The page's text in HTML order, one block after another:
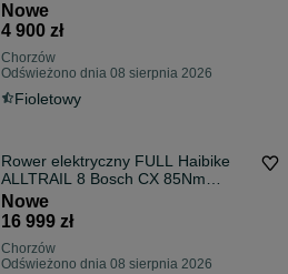
Nowe
4 900 zł
Chorzów
Odświeżono dnia 08 sierpnia 2026
Fioletowy
Rower elektryczny FULL Haibike
ALLTRAIL 8 Bosch CX 85Nm
800Wh RATY Dostawa pod dom
Nowe
16 999 zł
Chorzów
Odświeżono dnia 08 sierpnia 2026